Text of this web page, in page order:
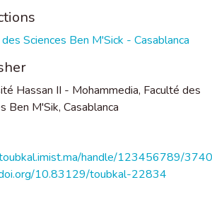
Sciences Ben M'Sick - Casablanca
Hassan II - Mohammedia, Faculté des
Ben M'Sik, Casablanca
handle/123456789/3740
10.83129/toubkal-22834